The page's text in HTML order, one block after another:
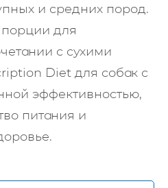
и средних пород.
для
с сухими
Diet для собак с
эффективностью,
питания и